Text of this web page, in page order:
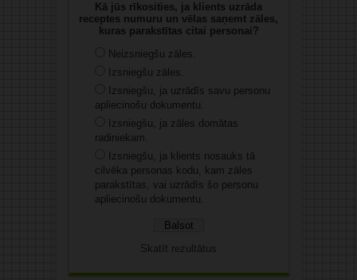
Kā jūs rīkosities, ja klients uzrāda
receptes numuru un vēlas saņemt zāles,
kuras parakstītas citai personai?
Neizsniegšu zāles.
Izsniegšu zāles.
Izsniegšu, ja uzrādīs savu personu
apliecinošu dokumentu.
Izsniegšu, ja zāles domātas
radiniekam.
Izsniegšu, ja klients nosauks tā
cilvēka personas kodu, kam zāles
parakstītas, vai uzrādīs šo personu
apliecinošu dokumentu.
Skatīt rezultātus